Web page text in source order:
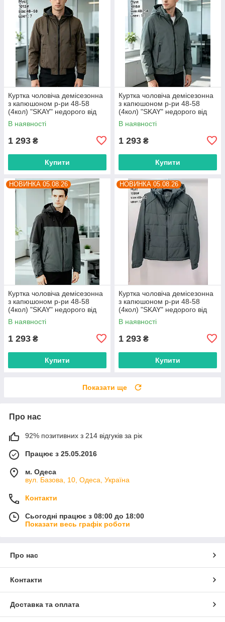
Куртка чоловіча демісезонна
з капюшоном р-ри 48-58
(4кол) "SKAY" недорого від
прямого постачальника
В наявності
1 293 ₴
Купити
Куртка чоловіча демісезонна
з капюшоном р-ри 48-58
(4кол) "SKAY" недорого від
прямого постачальника
В наявності
1 293 ₴
Купити
НОВИНКА 05.08.26
Куртка чоловіча демісезонна
з капюшоном р-ри 48-58
(4кол) "SKAY" недорого від
прямого постачальника
В наявності
1 293 ₴
Купити
НОВИНКА 05.08.26
Куртка чоловіча демісезонна
з капюшоном р-ри 48-58
(4кол) "SKAY" недорого від
прямого постачальника
В наявності
1 293 ₴
Купити
Показати ще
Про нас
92% позитивних з 214 відгуків за рік
Працює з 25.05.2016
м. Одеса
вул. Базова, 10, Одеса, Україна
Контакти
Сьогодні працює з 08:00 до 18:00
Показати весь графік роботи
Про нас
Контакти
Доставка та оплата